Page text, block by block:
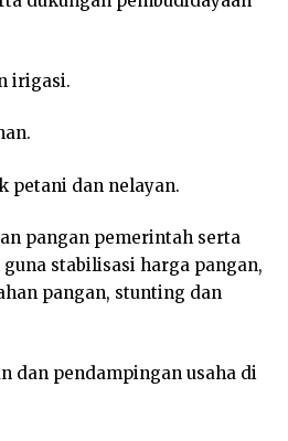
irigasi.
petani dan nelayan.
pangan pemerintah serta
stabilisasi harga pangan,
pangan, stunting dan
dan pendampingan usaha di